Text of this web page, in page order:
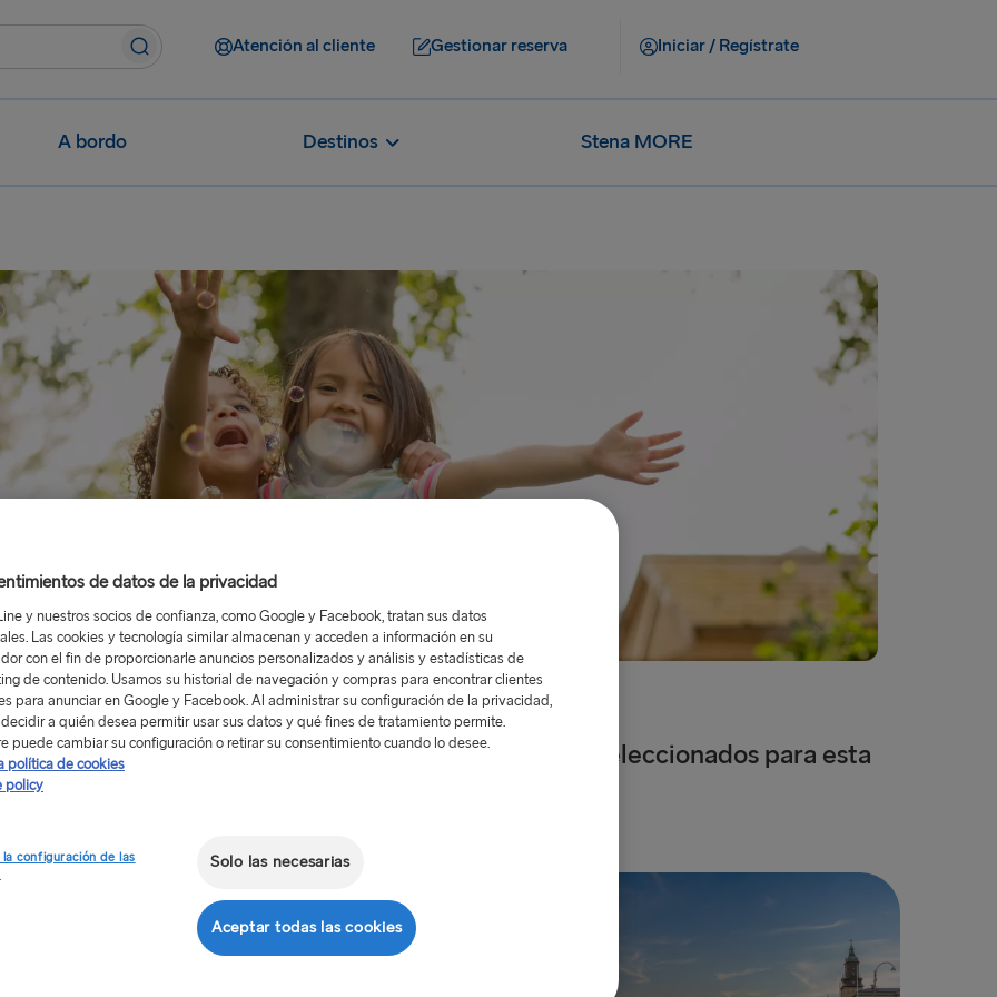
Atención al cliente Gestionar reserva Iniciar / Regístrate
A bordo Destinos Stena MORE
y pequeños!
en una montaña rusa o
comer. Sus amplios
Destinos seleccionados para esta
de datos de la privacidad
y nuestros socios de confianza, como Google y Facebook, tratan sus datos
Las cookies y tecnología similar almacenan y acceden a información en su
con el fin de proporcionarle anuncios personalizados y análisis y estadísticas de
de contenido. Usamos su historial de navegación y compras para encontrar clientes
para anunciar en Google y Facebook. Al administrar su configuración de la privacidad,
a quién desea permitir usar sus datos y qué fines de tratamiento permite.
puede cambiar su configuración o retirar su consentimiento cuando lo desee.
política de cookies
policy
configuración de las
Solo las necesarias
Aceptar todas las cookies